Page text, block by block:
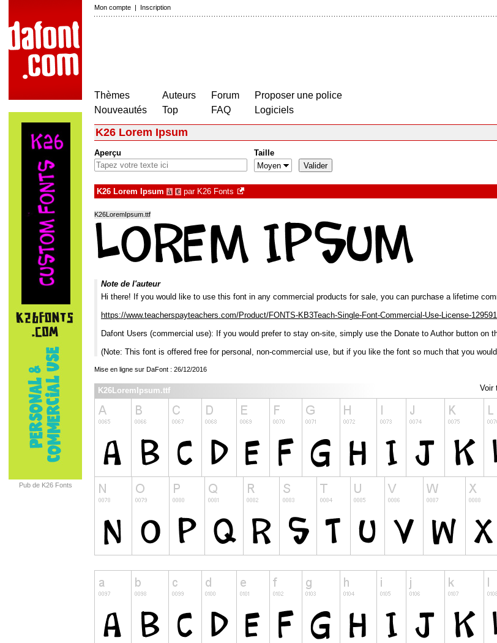
Mon compte | Inscription
Thèmes
Nouveautés
Auteurs
Top
Forum
FAQ
Proposer une police
Logiciels
Pub de K26 Fonts
K26 Lorem Ipsum
Aperçu Taille
K26 Lorem Ipsum à € par K26 Fonts
K26LoremIpsum.ttf
Note de l'auteur
Hi there! If you would like to use this font in any commercial products for sale, you can purchase a lifetime
https://www.teacherspayteachers.com/Product/FONTS-KB3Teach-Single-Font-Commercial-Use-License-
Dafont Users (commercial use): If you would prefer to stay on-site, simply use the Donate to Author button on
(Note: This font is offered free for personal, non-commercial use, but if you like the font so much that you
Mise en ligne sur DaFont : 26/12/2016
Voir
K26LoremIpsum.ttf